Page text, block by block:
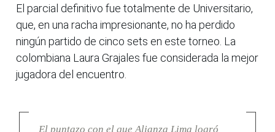
El parcial definitivo fue totalmente de Universitario,
que, en una racha impresionante, no ha perdido
ningún partido de cinco sets en este torneo. La
colombiana Laura Grajales fue considerada la mejor
jugadora del encuentro.
El puntazo con el que Alianza Lima logró